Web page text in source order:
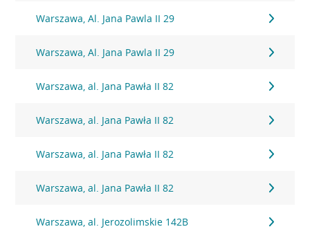
Warszawa, Al. Jana Pawla II 29
Warszawa, Al. Jana Pawla II 29
Warszawa, al. Jana Pawła II 82
Warszawa, al. Jana Pawła II 82
Warszawa, al. Jana Pawła II 82
Warszawa, al. Jana Pawła II 82
Warszawa, al. Jerozolimskie 142B